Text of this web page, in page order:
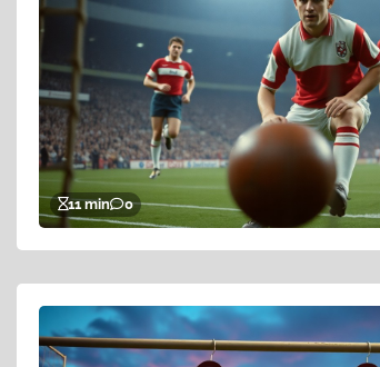
11 min 0